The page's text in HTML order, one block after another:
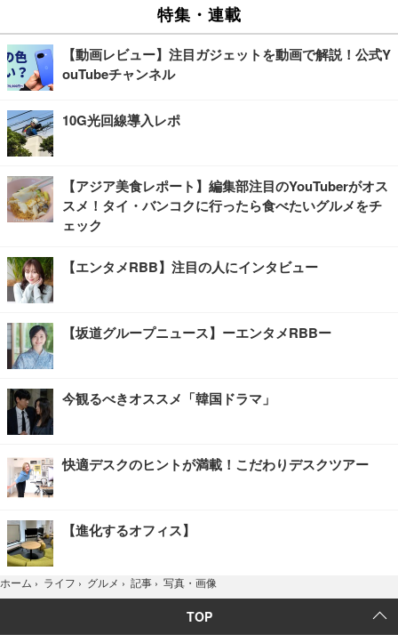
特集・連載
【動画レビュー】注目ガジェットを動画で解説！公式Y
ouTubeチャンネル
10G光回線導入レポ
【アジア美食レポート】編集部注目のYouTuberがオス
スメ！タイ・バンコクに行ったら食べたいグルメをチ
ェック
【エンタメRBB】注目の人にインタビュー
【坂道グループニュース】ーエンタメRBBー
今観るべきオススメ「韓国ドラマ」
快適デスクのヒントが満載！こだわりデスクツアー
【進化するオフィス】
ホーム › ライフ › グルメ › 記事 › 写真・画像
TOP